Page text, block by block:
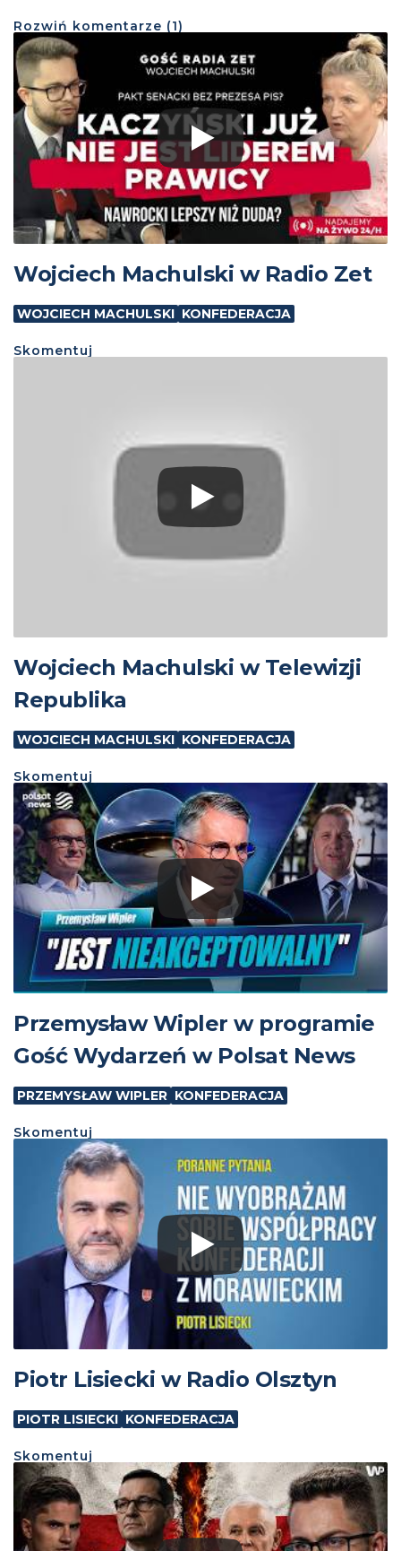
Rozwiń komentarze (1)
Wojciech Machulski w Radio Zet
WOJCIECH MACHULSKI KONFEDERACJA
Skomentuj
Wojciech Machulski w Telewizji
Republika
WOJCIECH MACHULSKI KONFEDERACJA
Skomentuj
Przemysław Wipler w programie
Gość Wydarzeń w Polsat News
PRZEMYSŁAW WIPLER KONFEDERACJA
Skomentuj
Piotr Lisiecki w Radio Olsztyn
PIOTR LISIECKI KONFEDERACJA
Skomentuj